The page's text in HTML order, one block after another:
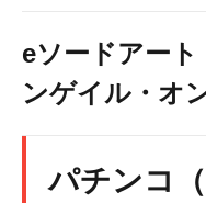
eソードアー
ンゲイル・オ
パチンコ（